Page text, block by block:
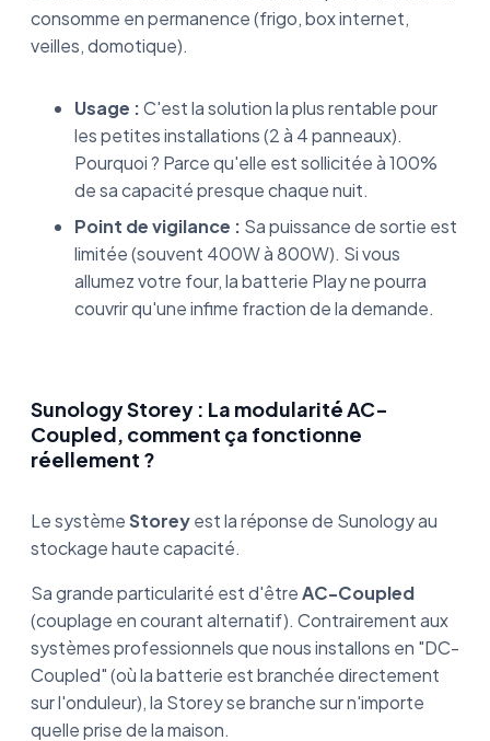
consomme en permanence (frigo, box internet,
veilles, domotique).
Usage :C'est la solution la plus rentable pour
les petites installations (2 à 4 panneaux).
Pourquoi ? Parce qu'elle est sollicitée à 100%
de sa capacité presque chaque nuit.
Point de vigilance : Sa puissance de sortie est
limitée (souvent 400W à 800W). Si vous
allumez votre four, la batterie Play ne pourra
couvrir qu'une infime fraction de la demande.
Sunology Storey : La modularité AC-
Coupled, comment ça fonctionne
réellement ?
Le systèmeStoreyest la réponse de Sunology au
stockage haute capacité.
Sa grande particularité est d'êtreAC-Coupled
(couplage en courant alternatif). Contrairement aux
systèmes professionnels que nous installons en "DC-
Coupled" (où la batterie est branchée directement
sur l'onduleur), la Storey se branche sur n'importe
quelle prise de la maison.